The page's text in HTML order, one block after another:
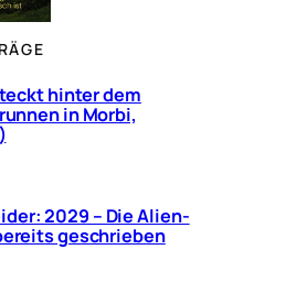
hinter dem
in Morbi,
2029 – Die Alien-
geschrieben